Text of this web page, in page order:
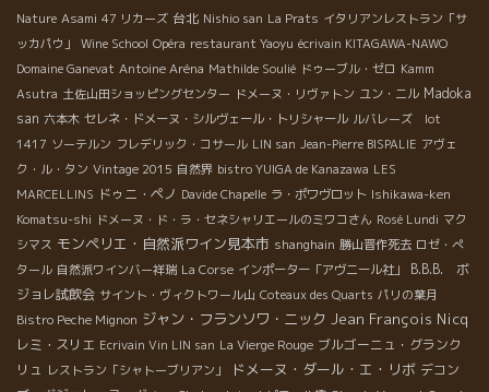
Nature Asami 47 リカーズ 台北 Nishio san La Prats イタリアンレストラン「サ
ッカパウ」
Wine School Opéra restaurant Yaoyu écrivain KITAGAWA-NAWO
Domaine Ganevat Antoine Aréna Mathilde Soulié ドゥーブル・ゼロ Kamm
Asutra 土佐山田ショッピングセンター ドメーヌ・リヴァトン ユン・ニル Madoka
san 六本木 セレネ・ドメーヌ・シルヴェール・トリシャール ルバレーズ lot
1417 ソーテルン フレデリック・コサール LIN san Jean-Pierre BISPALIE アヴェ
ク・ル・タン Vintage 2015 自然界 bistro YUIGA de Kanazawa LES
MARCELLINS ドゥニ・ペノ Davide Chapelle ラ・ポワヴロット Ishikawa-ken
Komatsu-shi ドメーヌ・ド・ラ・セネシャリエールのミワコさん Rosé Lundi マク
シマス モンペリエ・自然派ワイン見本市 shanghain 勝山晋作死去 ロゼ・ぺ
タール 自然派ワインバー祥瑞 La Corse インポーター「アヴニール社」
B.B.B. ボ
ジョレ試飲会 サイント・ヴィクトワール山 Coteaux des Quarts パリの葉月
Bistro Peche Mignon ジャン・フランソワ・ニック Jean François Nicq
レミ・スリエ Ecrivain Vin LIN san La Vierge Rouge ブルゴーニュ・グランク
リュ レストラン「シャトーブリアン」 ドメーヌ・ダール・エ・リボ デコン